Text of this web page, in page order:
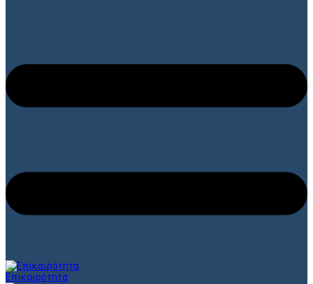
Επικαιρότητα